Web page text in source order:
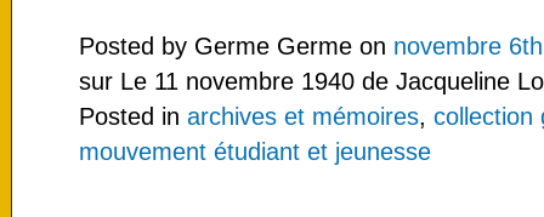
Posted by Germe Germe on novembre
sur Le 11 novembre 1940 de Jacqueline
Posted in archives et mémoires, collection
mouvement étudiant et jeunesse